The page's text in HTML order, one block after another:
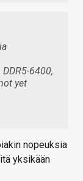
6400,
yet
nopeuksia
yksikään